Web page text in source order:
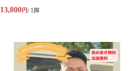
13,800円/ 1脚